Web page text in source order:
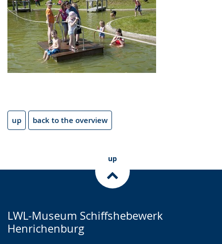
up back to the overview
up
LWL-Museum Schiffshebewerk
Henrichenburg